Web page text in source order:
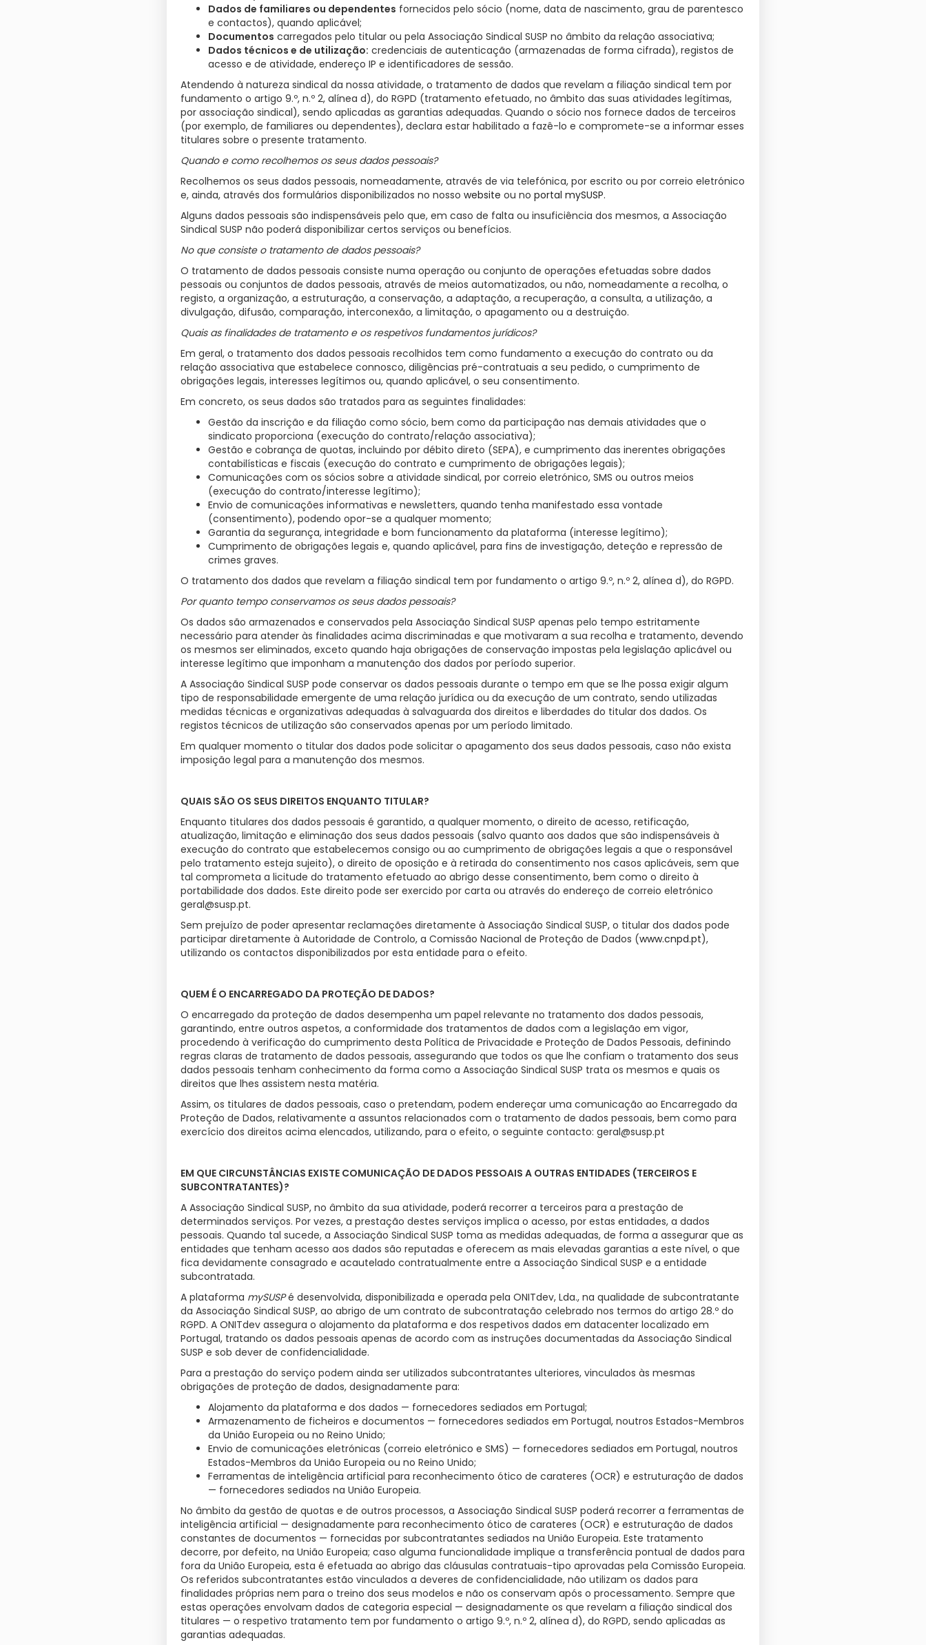
Dados de familiares ou dependentes fornecidos pelo sócio (nome, data de nascimento, grau de parentesco
e contactos), quando aplicável;
Documentos carregados pelo titular ou pela Associação Sindical SUSP no âmbito da relação associativa;
Dados técnicos e de utilização: credenciais de autenticação (armazenadas de forma cifrada), registos de
acesso e de atividade, endereço IP e identificadores de sessão.
Atendendo à natureza sindical da nossa atividade, o tratamento de dados que revelam a filiação sindical tem por
fundamento o artigo 9.º, n.º 2, alínea d), do RGPD (tratamento efetuado, no âmbito das suas atividades legítimas,
por associação sindical), sendo aplicadas as garantias adequadas. Quando o sócio nos fornece dados de terceiros
(por exemplo, de familiares ou dependentes), declara estar habilitado a fazê-lo e compromete-se a informar esses
titulares sobre o presente tratamento.
Quando e como recolhemos os seus dados pessoais?
Recolhemos os seus dados pessoais, nomeadamente, através de via telefónica, por escrito ou por correio eletrónico
e, ainda, através dos formulários disponibilizados no nosso website ou no portal mySUSP.
Alguns dados pessoais são indispensáveis pelo que, em caso de falta ou insuficiência dos mesmos, a Associação
Sindical SUSP não poderá disponibilizar certos serviços ou benefícios.
No que consiste o tratamento de dados pessoais?
O tratamento de dados pessoais consiste numa operação ou conjunto de operações efetuadas sobre dados
pessoais ou conjuntos de dados pessoais, através de meios automatizados, ou não, nomeadamente a recolha, o
registo, a organização, a estruturação, a conservação, a adaptação, a recuperação, a consulta, a utilização, a
divulgação, difusão, comparação, interconexão, a limitação, o apagamento ou a destruição.
Quais as finalidades de tratamento e os respetivos fundamentos jurídicos?
Em geral, o tratamento dos dados pessoais recolhidos tem como fundamento a execução do contrato ou da
relação associativa que estabelece connosco, diligências pré-contratuais a seu pedido, o cumprimento de
obrigações legais, interesses legítimos ou, quando aplicável, o seu consentimento.
Em concreto, os seus dados são tratados para as seguintes finalidades:
Gestão da inscrição e da filiação como sócio, bem como da participação nas demais atividades que o
sindicato proporciona (execução do contrato/relação associativa);
Gestão e cobrança de quotas, incluindo por débito direto (SEPA), e cumprimento das inerentes obrigações
contabilísticas e fiscais (execução do contrato e cumprimento de obrigações legais);
Comunicações com os sócios sobre a atividade sindical, por correio eletrónico, SMS ou outros meios
(execução do contrato/interesse legítimo);
Envio de comunicações informativas e newsletters, quando tenha manifestado essa vontade
(consentimento), podendo opor-se a qualquer momento;
Garantia da segurança, integridade e bom funcionamento da plataforma (interesse legítimo);
Cumprimento de obrigações legais e, quando aplicável, para fins de investigação, deteção e repressão de
crimes graves.
O tratamento dos dados que revelam a filiação sindical tem por fundamento o artigo 9.º, n.º 2, alínea d), do RGPD.
Por quanto tempo conservamos os seus dados pessoais?
Os dados são armazenados e conservados pela Associação Sindical SUSP apenas pelo tempo estritamente
necessário para atender às finalidades acima discriminadas e que motivaram a sua recolha e tratamento, devendo
os mesmos ser eliminados, exceto quando haja obrigações de conservação impostas pela legislação aplicável ou
interesse legítimo que imponham a manutenção dos dados por período superior.
A Associação Sindical SUSP pode conservar os dados pessoais durante o tempo em que se lhe possa exigir algum
tipo de responsabilidade emergente de uma relação jurídica ou da execução de um contrato, sendo utilizadas
medidas técnicas e organizativas adequadas à salvaguarda dos direitos e liberdades do titular dos dados. Os
registos técnicos de utilização são conservados apenas por um período limitado.
Em qualquer momento o titular dos dados pode solicitar o apagamento dos seus dados pessoais, caso não exista
imposição legal para a manutenção dos mesmos.
QUAIS SÃO OS SEUS DIREITOS ENQUANTO TITULAR?
Enquanto titulares dos dados pessoais é garantido, a qualquer momento, o direito de acesso, retificação,
atualização, limitação e eliminação dos seus dados pessoais (salvo quanto aos dados que são indispensáveis à
execução do contrato que estabelecemos consigo ou ao cumprimento de obrigações legais a que o responsável
pelo tratamento esteja sujeito), o direito de oposição e à retirada do consentimento nos casos aplicáveis, sem que
tal comprometa a licitude do tratamento efetuado ao abrigo desse consentimento, bem como o direito à
portabilidade dos dados. Este direito pode ser exercido por carta ou através do endereço de correio eletrónico
geral@susp.pt.
Sem prejuízo de poder apresentar reclamações diretamente à Associação Sindical SUSP, o titular dos dados pode
participar diretamente à Autoridade de Controlo, a Comissão Nacional de Proteção de Dados (www.cnpd.pt),
utilizando os contactos disponibilizados por esta entidade para o efeito.
QUEM É O ENCARREGADO DA PROTEÇÃO DE DADOS?
O encarregado da proteção de dados desempenha um papel relevante no tratamento dos dados pessoais,
garantindo, entre outros aspetos, a conformidade dos tratamentos de dados com a legislação em vigor,
procedendo à verificação do cumprimento desta Política de Privacidade e Proteção de Dados Pessoais, definindo
regras claras de tratamento de dados pessoais, assegurando que todos os que lhe confiam o tratamento dos seus
dados pessoais tenham conhecimento da forma como a Associação Sindical SUSP trata os mesmos e quais os
direitos que lhes assistem nesta matéria.
Assim, os titulares de dados pessoais, caso o pretendam, podem endereçar uma comunicação ao Encarregado da
Proteção de Dados, relativamente a assuntos relacionados com o tratamento de dados pessoais, bem como para
exercício dos direitos acima elencados, utilizando, para o efeito, o seguinte contacto: geral@susp.pt
EM QUE CIRCUNSTÂNCIAS EXISTE COMUNICAÇÃO DE DADOS PESSOAIS A OUTRAS ENTIDADES (TERCEIROS E
SUBCONTRATANTES)?
A Associação Sindical SUSP, no âmbito da sua atividade, poderá recorrer a terceiros para a prestação de
determinados serviços. Por vezes, a prestação destes serviços implica o acesso, por estas entidades, a dados
pessoais. Quando tal sucede, a Associação Sindical SUSP toma as medidas adequadas, de forma a assegurar que as
entidades que tenham acesso aos dados são reputadas e oferecem as mais elevadas garantias a este nível, o que
fica devidamente consagrado e acautelado contratualmente entre a Associação Sindical SUSP e a entidade
subcontratada.
A plataforma mySUSPé desenvolvida, disponibilizada e operada pela ONITdev, Lda., na qualidade de subcontratante
da Associação Sindical SUSP, ao abrigo de um contrato de subcontratação celebrado nos termos do artigo 28.º do
RGPD. A ONITdev assegura o alojamento da plataforma e dos respetivos dados em datacenter localizado em
Portugal, tratando os dados pessoais apenas de acordo com as instruções documentadas da Associação Sindical
SUSP e sob dever de confidencialidade.
Para a prestação do serviço podem ainda ser utilizados subcontratantes ulteriores, vinculados às mesmas
obrigações de proteção de dados, designadamente para:
Alojamento da plataforma e dos dados — fornecedores sediados em Portugal;
Armazenamento de ficheiros e documentos — fornecedores sediados em Portugal, noutros Estados-Membros
da União Europeia ou no Reino Unido;
Envio de comunicações eletrónicas (correio eletrónico e SMS) — fornecedores sediados em Portugal, noutros
Estados-Membros da União Europeia ou no Reino Unido;
Ferramentas de inteligência artificial para reconhecimento ótico de carateres (OCR) e estruturação de dados
— fornecedores sediados na União Europeia.
No âmbito da gestão de quotas e de outros processos, a Associação Sindical SUSP poderá recorrer a ferramentas de
inteligência artificial — designadamente para reconhecimento ótico de carateres (OCR) e estruturação de dados
constantes de documentos — fornecidas por subcontratantes sediados na União Europeia. Este tratamento
decorre, por defeito, na União Europeia; caso alguma funcionalidade implique a transferência pontual de dados para
fora da União Europeia, esta é efetuada ao abrigo das cláusulas contratuais-tipo aprovadas pela Comissão Europeia.
Os referidos subcontratantes estão vinculados a deveres de confidencialidade, não utilizam os dados para
finalidades próprias nem para o treino dos seus modelos e não os conservam após o processamento. Sempre que
estas operações envolvam dados de categoria especial — designadamente os que revelam a filiação sindical dos
titulares — o respetivo tratamento tem por fundamento o artigo 9.º, n.º 2, alínea d), do RGPD, sendo aplicadas as
garantias adequadas.